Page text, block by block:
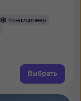
Кондиционер
Выбрать